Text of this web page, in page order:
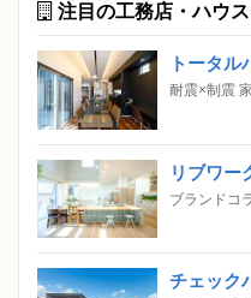
注目の工務店・ハウ
トータル
耐震×制震
リブワー
ブランドコ
チェック